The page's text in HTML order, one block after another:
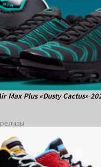
Max Plus «Dusty Cactus»